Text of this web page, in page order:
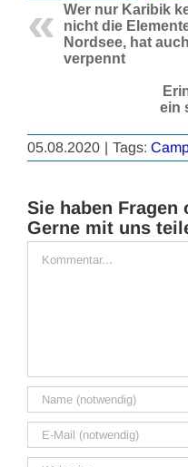
Wer nur Karibik
nicht die
Nordsee, hat
verpennt
ein
05.08.2020 | Tags:
Sie haben Fragen
Gerne mit uns